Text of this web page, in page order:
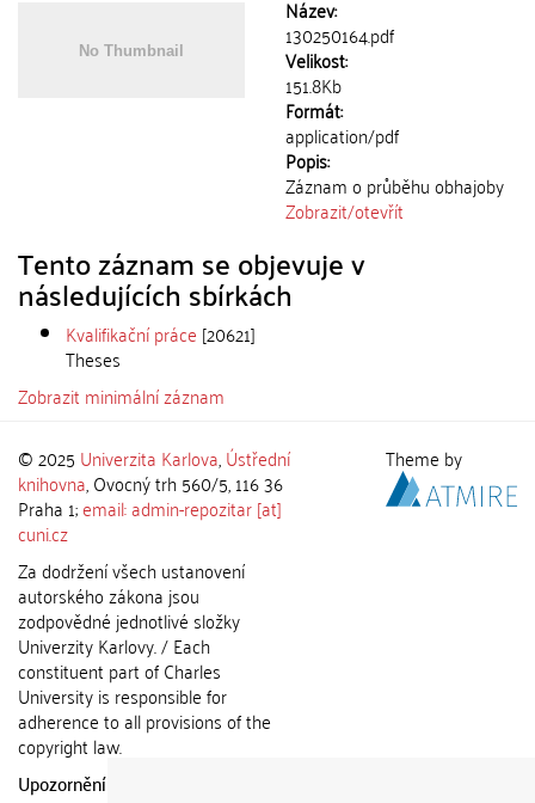
Název:
130250164.pdf
Velikost:
151.8Kb
Formát:
application/pdf
Popis:
Záznam o průběhu obhajoby
Zobrazit/otevřít
Tento záznam se objevuje v
následujících sbírkách
Kvalifikační práce [20621]
Theses
Zobrazit minimální záznam
© 2025 Univerzita Karlova,Ústřední
knihovna, Ovocný trh 560/5, 116 36
Praha 1;email: admin-repozitar [at]
cuni.cz
Za dodržení všech ustanovení
autorského zákona jsou
zodpovědné jednotlivé složky
Univerzity Karlovy. / Each
constituent part of Charles
University is responsible for
adherence to all provisions of the
copyright law.
Upozornění / Notice:
Theme by